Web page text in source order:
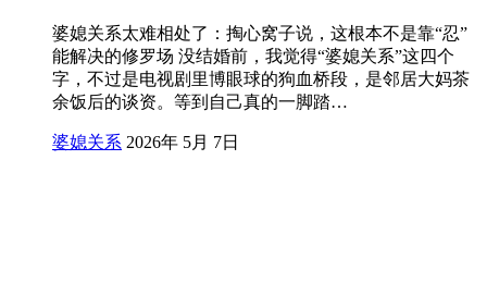
婆媳关系太难相处了：掏心窝子说，这根本不是靠“忍”
能解决的修罗场 没结婚前，我觉得“婆媳关系”这四个
字，不过是电视剧里博眼球的狗血桥段，是邻居大妈茶
余饭后的谈资。等到自己真的一脚踏…
婆媳关系 2026年 5月 7日